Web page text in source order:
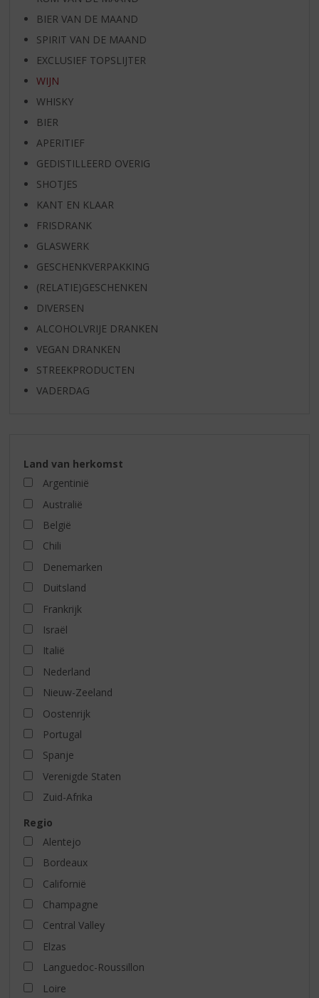
BIER VAN DE MAAND
SPIRIT VAN DE MAAND
EXCLUSIEF TOPSLIJTER
WIJN
WHISKY
BIER
APERITIEF
GEDISTILLEERD OVERIG
SHOTJES
KANT EN KLAAR
FRISDRANK
GLASWERK
GESCHENKVERPAKKING
(RELATIE)GESCHENKEN
DIVERSEN
ALCOHOLVRIJE DRANKEN
VEGAN DRANKEN
STREEKPRODUCTEN
VADERDAG
Land van herkomst
Argentinië
Australië
België
Chili
Denemarken
Duitsland
Frankrijk
Israël
Italië
Nederland
Nieuw-Zeeland
Oostenrijk
Portugal
Spanje
Verenigde Staten
Zuid-Afrika
Regio
Alentejo
Bordeaux
Californië
Champagne
Central Valley
Elzas
Languedoc-Roussillon
Loire